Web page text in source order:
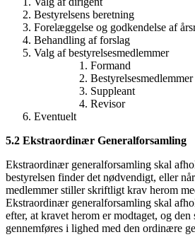
Bestyrelsens beretning
Forelæggelse og godkendelse af
Behandling af forslag
Valg af bestyrelsesmedlemmer
Formand
Bestyrelsesmedlemmer
Suppleant
Revisor
Eventuelt
5.2 Ekstraordinær Generalforsamling
Ekstraordinær generalforsamling skal
bestyrelsen finder det nødvendigt, eller
medlemmer stiller skriftligt krav herom
Ekstraordinær generalforsamling skal
efter, at kravet herom er modtaget, og den
gennemføres i lighed med den ordinære